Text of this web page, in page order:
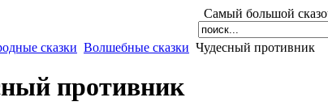
Самый большой
сказки Волшебные сказки Чудесный противник
противник